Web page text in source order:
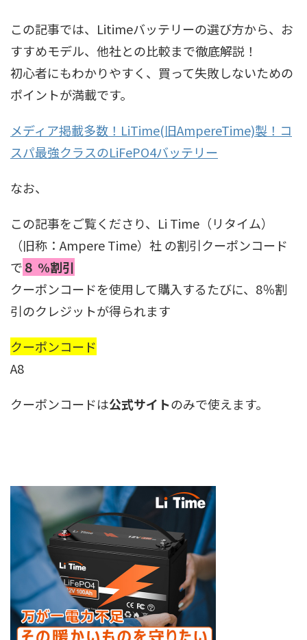
この記事では、Litimeバッテリーの選び方から、お
すすめモデル、他社との比較まで徹底解説！
初心者にもわかりやすく、買って失敗しないための
ポイントが満載です。
メディア掲載多数！LiTime(旧AmpereTime)製！コ
スパ最強クラスのLiFePO4バッテリー
なお、
この記事をご覧くださり、Li Time（リタイム）
（旧称：Ampere Time）社 の割引クーポンコード
で８ %割引
クーポンコードを使用して購入するたびに、8％割
引のクレジットが得られます
クーポンコード
A8
クーポンコードは公式サイトのみで使えます。